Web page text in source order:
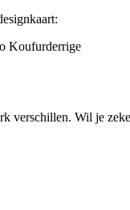
Koufurderrige
verschillen. Wil je